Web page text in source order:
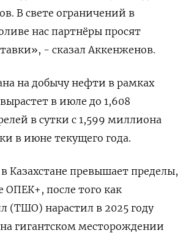
В свете ограничений в
нас партнёры ​просят
- сказал Аккенженов.
на добычу нефти ​в рамках
в июле до 1,608
в сутки ‌с 1,599 миллиона
в ‌июне текущего года.
Казахстане превышает пределы,
ОПЕК+, после того как
(ТШО) нарастил в ​2025 году
гигантском месторождении